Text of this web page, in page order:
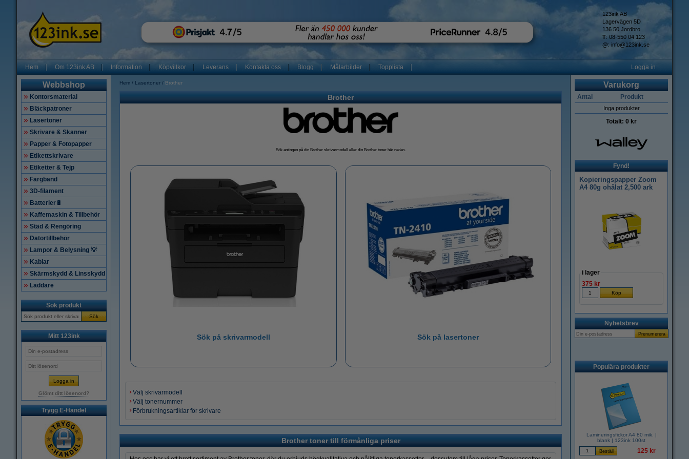
123ink AB
Lagervägen 5D
136 50 Jordbro
T: 08-550 04 123
@: info@123ink.se
Hem Om 123ink AB Information Köpvillkor Leverans Kontakta oss Blogg Målarbilder Topplista Logga in
Webbshop
Kontorsmaterial
Bläckpatroner
Lasertoner
Skrivare & Skanner
Papper & Fotopapper
Etikettskrivare
Etiketter & Tejp
Färgband
3D-filament
Batterier🔋
Kaffemaskin & Tillbehör
Städ & Rengöring
Datortillbehör
Lampor & Belysning 💡
Kablar
Skärmskydd & Linsskydd
Laddare
Sök produkt
Sök
Mitt 123ink
Glömt ditt lösenord?
Trygg E-Handel
Hem Lasertoner Brother
Brother
Sök antingen på din Brother skrivarmodell eller din Brother toner här nedan.
Sök på skrivarmodell Sök på lasertoner
Välj skrivarmodell
Välj tonernummer
Förbrukningsartiklar för skrivare
Brother toner till förmånliga priser
Varukorg
Antal Produkt
Inga produkter
Totalt: 0 kr
Fynd!
Kopieringspapper Zoom
A4 80g ohålat 2,500 ark
i lager
375 kr
Nyhetsbrev
Populära produkter
Lamineringsfickor A4 80 mik. |
blank | 123ink 100st
125 kr